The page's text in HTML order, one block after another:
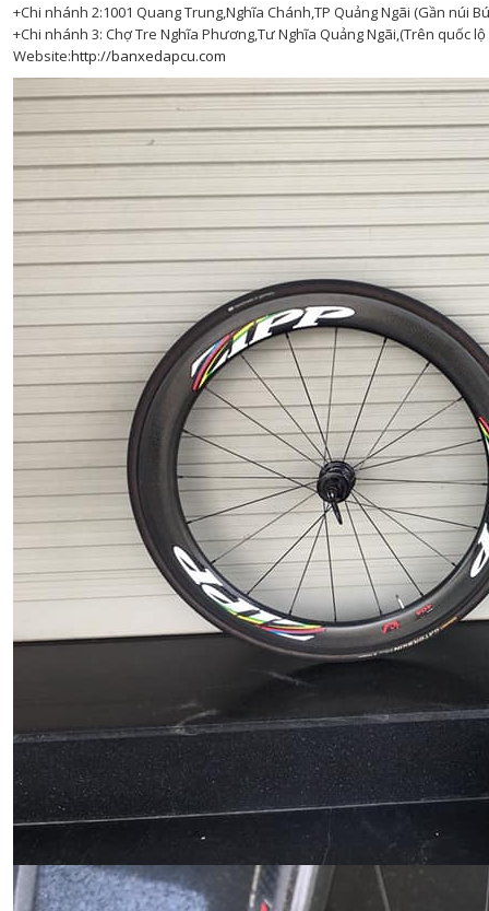
+Chi nhánh 2:1001 Quang Trung,Nghĩa Chánh,TP Quảng Ngãi (Gần núi
+Chi nhánh 3: Chợ Tre Nghĩa Phương,Tư Nghĩa Quảng Ngãi,(Trên quốc
Website:http://banxedapcu.com